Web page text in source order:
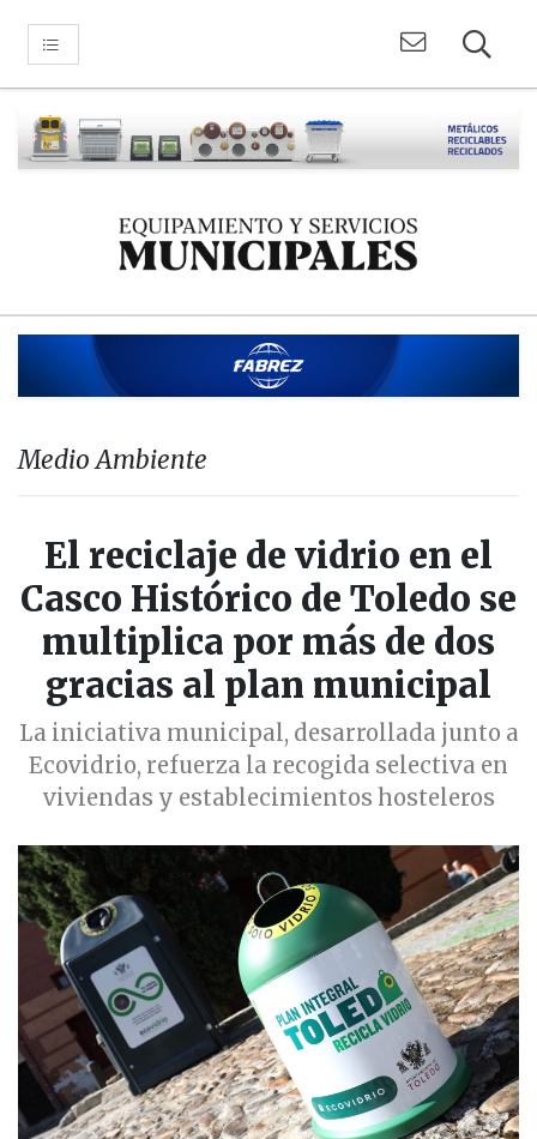
Medio Ambiente
El reciclaje de vidrio en el
Casco Histórico de Toledo se
multiplica por más de dos
gracias al plan municipal
La iniciativa municipal, desarrollada junto a
Ecovidrio, refuerza la recogida selectiva en
viviendas y establecimientos hosteleros